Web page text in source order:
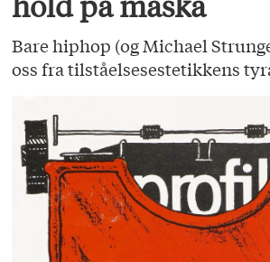
Bare hiphop (og Michael
oss fra tilståelsesestetikkens